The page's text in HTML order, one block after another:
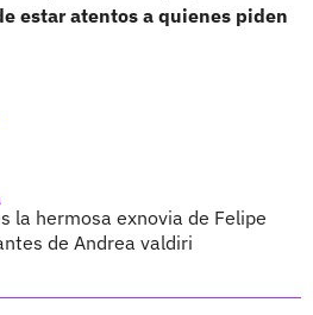
estar atentos a quienes piden
la hermosa exnovia de Felipe
de Andrea valdiri